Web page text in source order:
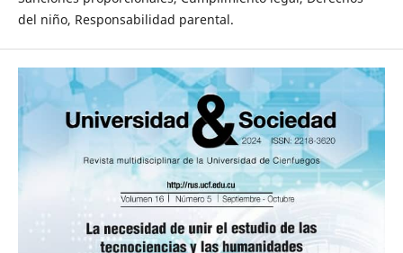
del niño, Responsabilidad parental.